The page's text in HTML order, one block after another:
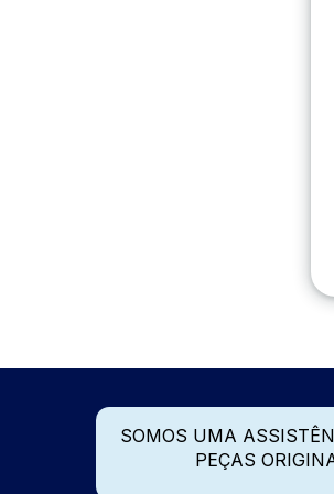
SOMOS UMA
PEÇAS